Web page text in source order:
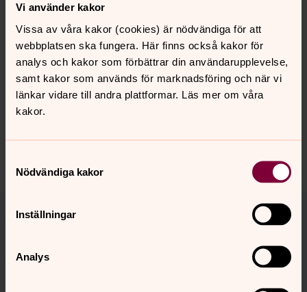
Vi använder kakor
Vissa av våra kakor (cookies) är nödvändiga för att
webbplatsen ska fungera. Här finns också kakor för
analys och kakor som förbättrar din användarupplevelse,
samt kakor som används för marknadsföring och när vi
länkar vidare till andra plattformar. Läs mer om våra
kakor.
Nödvändiga kakor
Inställningar
Analys
protection.
Läs hela studien Hit and Miss: An assessment of
targeting effectiveness in social protection.
Läs hur vi arbetar med sociala trygghetssystem
Kontakt
givarservice@svenskakyrkan.se